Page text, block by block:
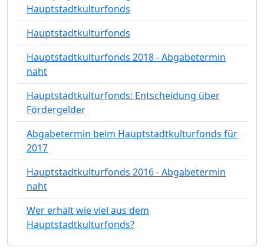
Hauptstadtkulturfonds
Hauptstadtkulturfonds
Hauptstadtkulturfonds 2018 - Abgabetermin
naht
Hauptstadtkulturfonds: Entscheidung über
Fördergelder
Abgabetermin beim Hauptstadtkulturfonds für
2017
Hauptstadtkulturfonds 2016 - Abgabetermin
naht
Wer erhält wie viel aus dem
Hauptstadtkulturfonds?